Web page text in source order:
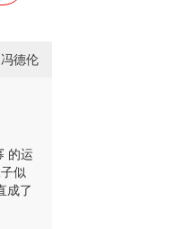
冯德伦
的运
似
成了